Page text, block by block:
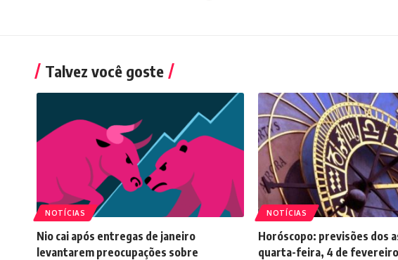
Talvez você goste
NOTÍCIAS
Nio cai após entregas de janeiro
levantarem preocupações sobre
NOTÍCIAS
Horóscopo: previsões dos
quarta-feira, 4 de fevereiro